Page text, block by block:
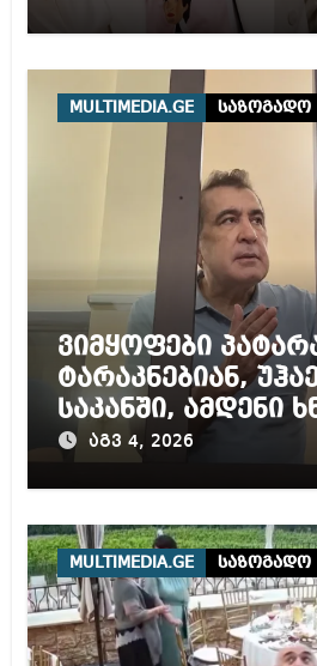
ნანუკა
MULTIMEDIA.GE საზოგადო
ვიმყოფები
ტარაკნებიან,
საკანში, ამდენი
სამარტოო საკანში
მოთავსება,
წამებას და
მოპყრობას –
აგვ 4, 2026
MULTIMEDIA.GE საზოგადო